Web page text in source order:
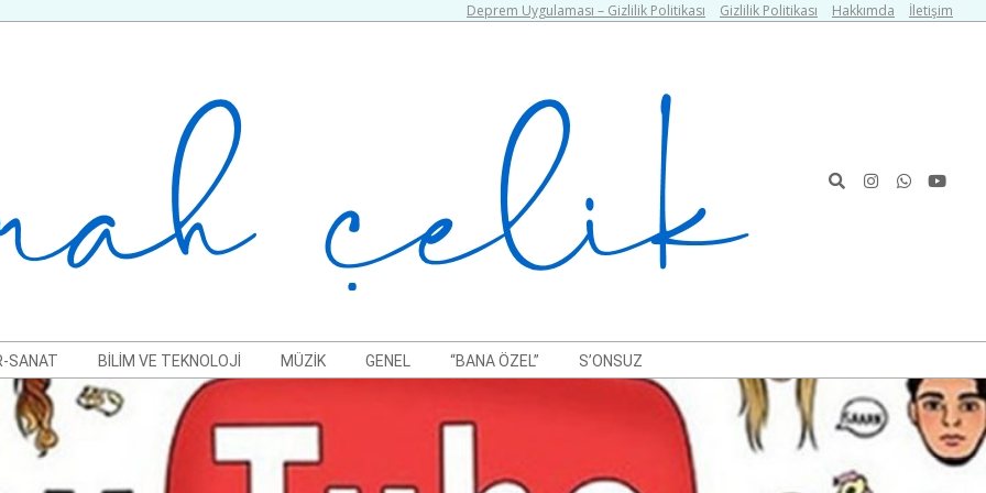
Deprem Uygulaması – Gizlilik Politikası Gizlilik Politikası Hakkımda İletişim
Search
SANAT BILIM VE TEKNOLOJI MÜZIK GENEL “BANA ÖZEL” S’ONSUZ